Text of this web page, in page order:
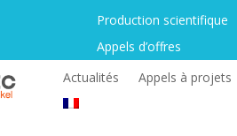
Production scientifique
Appels d’offres
Actualités
Appels à projets